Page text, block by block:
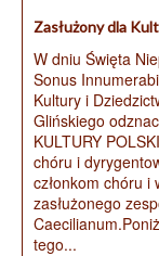
Zasłużony dla
W dniu Święta
Sonus
Kultury i
Glińskiego
KULTURY
chóru i
członkom chóru
zasłużonego
tego...